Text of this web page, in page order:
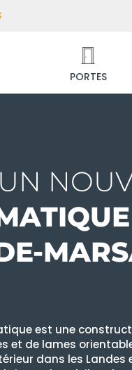
PORTES
est une
et de lames
dans les